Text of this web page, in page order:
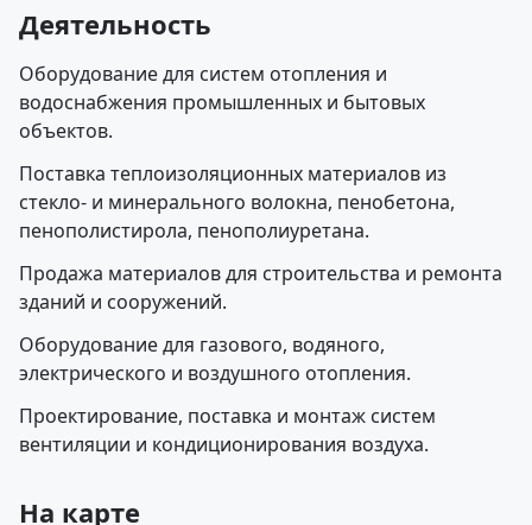
Деятельность
Оборудование для систем отопления и
водоснабжения промышленных и бытовых
объектов.
Поставка теплоизоляционных материалов из
стекло- и минерального волокна, пенобетона,
пенополистирола, пенополиуретана.
Продажа материалов для строительства и ремонта
зданий и сооружений.
Оборудование для газового, водяного,
электрического и воздушного отопления.
Проектирование, поставка и монтаж систем
вентиляции и кондиционирования воздуха.
На карте